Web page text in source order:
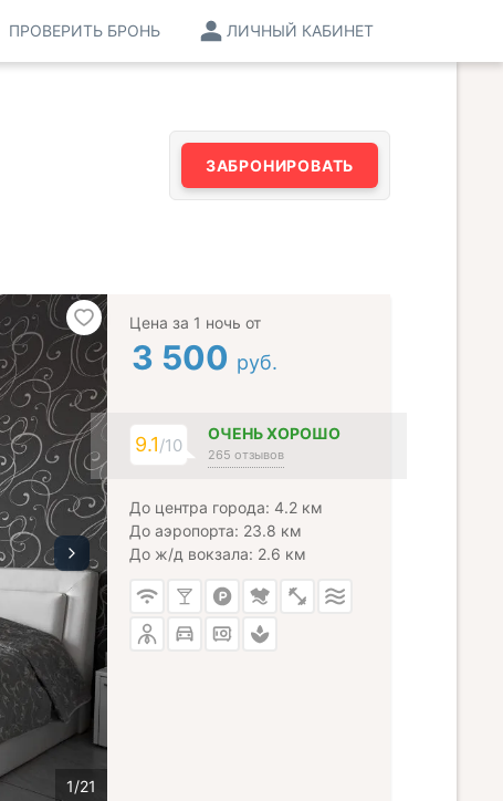
ЛИЧНЫЙ КАБИНЕТ
ПРОВЕРИТЬ БРОНЬ
ЗАБРОНИРОВАТЬ
Цена за 1 ночь от
3 500 руб.
9.1/10
ОЧЕНЬ ХОРОШО
265 отзывов
До центра города: 4.2 км
До аэропорта: 23.8 км
До ж/д вокзала: 2.6 км